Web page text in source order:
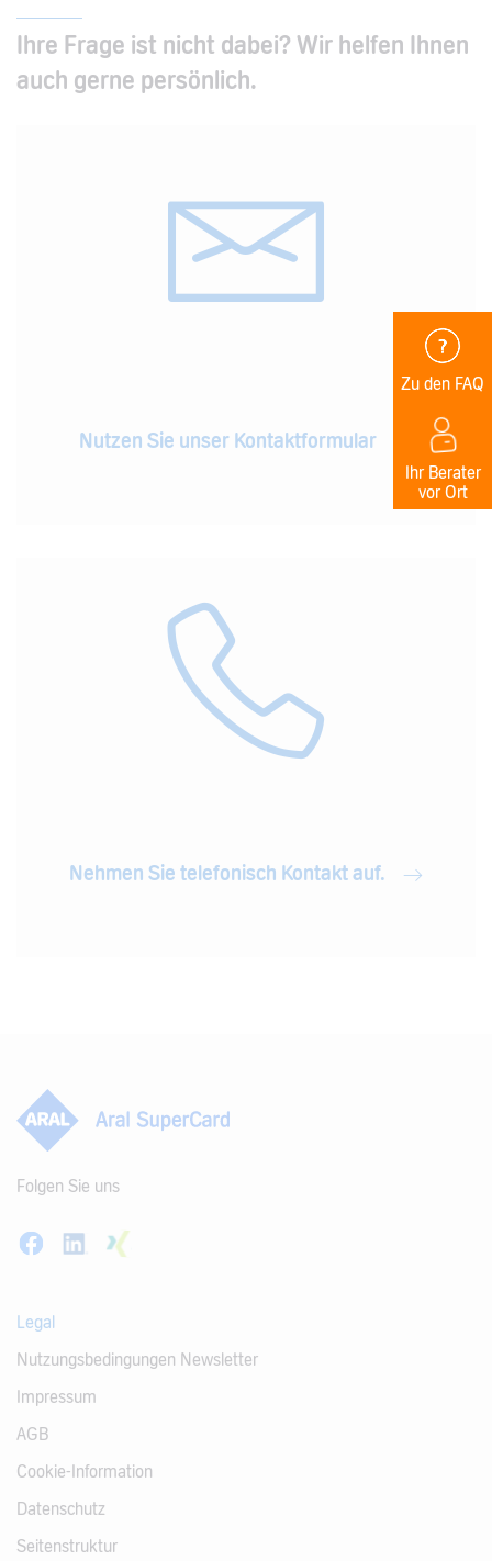
Ihre Frage ist nicht dabei? Wir helfen Ihnen
auch gerne persönlich.
Nutzen Sie unser Kontaktformular
Nehmen Sie telefonisch Kontakt auf.
Zu den FAQ
Ihr Berater
vor Ort
Folgen Sie uns
Legal
Nutzungsbedingungen Newsletter
Impressum
AGB
Cookie-Information
Datenschutz
Seitenstruktur